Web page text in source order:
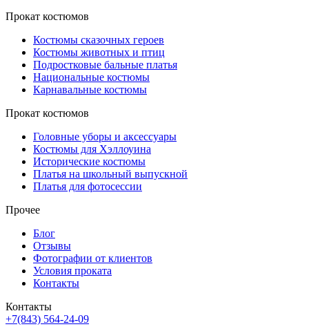
Прокат костюмов
Костюмы сказочных героев
Костюмы животных и птиц
Подростковые бальные платья
Национальные костюмы
Карнавальные костюмы
Прокат костюмов
Головные уборы и аксессуары
Костюмы для Хэллоуина
Исторические костюмы
Платья на школьный выпускной
Платья для фотосессии
Прочее
Блог
Отзывы
Фотографии от клиентов
Условия проката
Контакты
Контакты
+7(843) 564-24-09